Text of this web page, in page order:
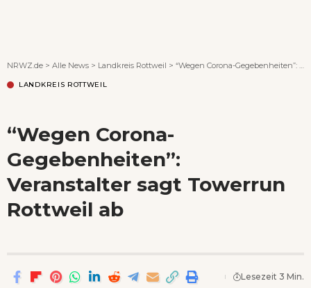
NRWZ.de > Alle News > Landkreis Rottweil > “Wegen Corona-Gegebenheiten”: Veranstalter sagt Towerrun Rottweil ab
LANDKREIS ROTTWEIL
“Wegen Corona-
Gegebenheiten”:
Veranstalter sagt Towerrun
Rottweil ab
Lesezeit 3 Min.